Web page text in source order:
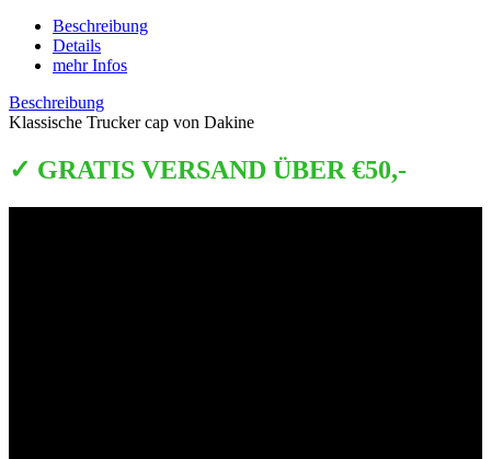
Beschreibung
Details
mehr Infos
Beschreibung
Klassische Trucker cap von Dakine
✓ GRATIS VERSAND ÜBER €50,-